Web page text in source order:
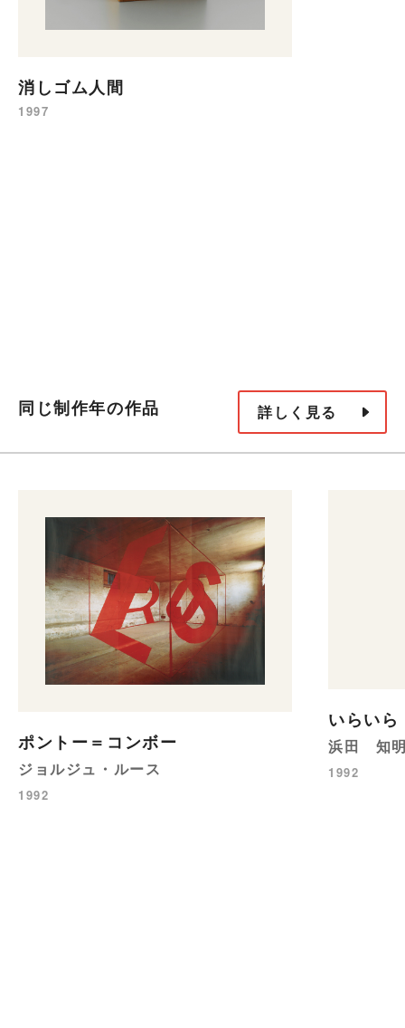
消しゴム人間
1997
同じ制作年の作品 詳しく見る
ポントー＝コンボー
ジョルジュ・ルース
1992
いらいら
浜田 知
1992